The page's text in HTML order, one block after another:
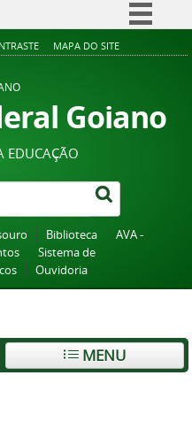
Simplifique!
Acesso à informação
Legislação
Canais
MAPA DO SITE
Goiano
EDUCAÇÃO
Biblioteca
AVA -
Sistema de
Ouvidoria
MENU